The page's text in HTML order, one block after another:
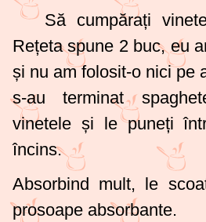
Să cumpărați
Rețeta spune 2 buc, eu
și nu am folosit-o nici pe
s-au terminat
vinetele și le puneți
încins.
Absorbind mult, le
prosoape absorbante.